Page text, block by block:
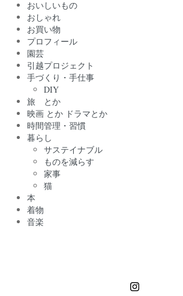
おいしいもの
おしゃれ
お買い物
プロフィール
園芸
引越プロジェクト
手づくり・手仕事
DIY
旅 とか
映画 とか ドラマとか
時間管理・習慣
暮らし
サステイナブル
ものを減らす
家事
猫
本
着物
音楽